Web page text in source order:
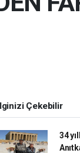
Çekebilir
34